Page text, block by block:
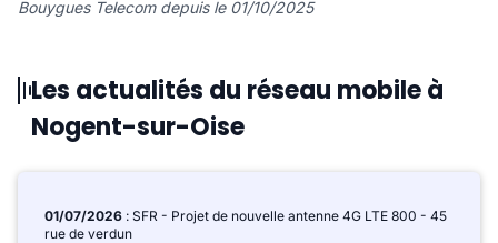
Bouygues Telecom depuis le 01/10/2025
Les actualités du réseau mobile à
Nogent-sur-Oise
01/07/2026 : SFR - Projet de nouvelle antenne 4G LTE 800 - 45
rue de verdun